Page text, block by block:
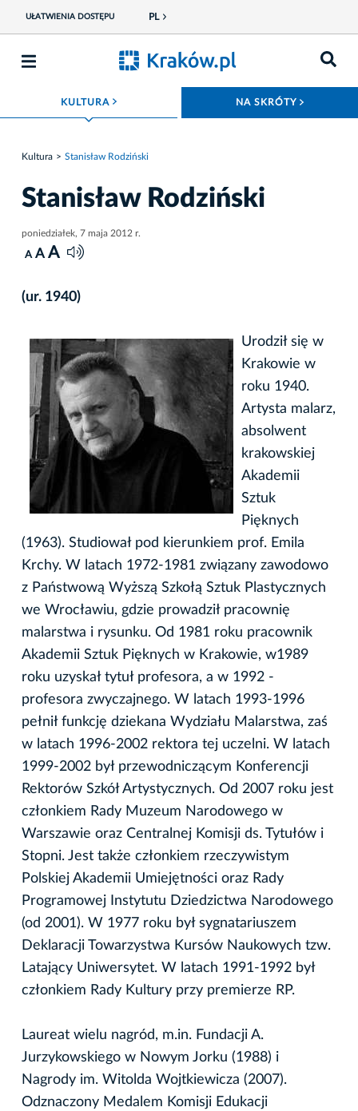
UŁATWIENIA DOSTĘPU PL
KULTURA ROZWIŃ MENU NA SKRÓTY
Kultura Stanisław Rodziński
Stanisław Rodziński
poniedziałek, 7 maja 2012 r.
A A A
(ur. 1940)
Urodził się w
Krakowie w
roku 1940.
Artysta malarz,
absolwent
krakowskiej
Akademii
Sztuk
Pięknych
(1963). Studiował pod kierunkiem prof. Emila
Krchy. W latach 1972-1981 związany zawodowo
z Państwową Wyższą Szkołą Sztuk Plastycznych
we Wrocławiu, gdzie prowadził pracownię
malarstwa i rysunku. Od 1981 roku pracownik
Akademii Sztuk Pięknych w Krakowie, w1989
roku uzyskał tytuł profesora, a w 1992 -
profesora zwyczajnego. W latach 1993-1996
pełnił funkcję dziekana Wydziału Malarstwa, zaś
w latach 1996-2002 rektora tej uczelni. W latach
1999-2002 był przewodniczącym Konferencji
Rektorów Szkół Artystycznych. Od 2007 roku jest
członkiem Rady Muzeum Narodowego w
Warszawie oraz Centralnej Komisji ds. Tytułów i
Stopni. Jest także członkiem rzeczywistym
Polskiej Akademii Umiejętności oraz Rady
Programowej Instytutu Dziedzictwa Narodowego
(od 2001). W 1977 roku był sygnatariuszem
Deklaracji Towarzystwa Kursów Naukowych tzw.
Latający Uniwersytet. W latach 1991-1992 był
członkiem Rady Kultury przy premierze RP.
Laureat wielu nagród, m.in. Fundacji A.
Jurzykowskiego w Nowym Jorku (1988) i
Nagrody im. Witolda Wojtkiewicza (2007).
Odznaczony Medalem Komisji Edukacji